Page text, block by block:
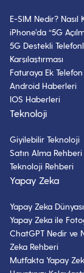
Bilmesi
3 Nisan 2023-
LoL Evreni
15 Nisan 2022-
Pubg
31 Mart 2022- 9
En Çok
Oyunlar
19 Şubat 2024-
E-SIM Nedir? Nasıl
iPhone’da “5G
5G Destekli
Karşılaştırması
Faturaya Ek
Android Haberleri
IOS Haberleri
Teknoloji
Giyilebilir Teknoloji
Satın Alma Rehberi
Teknoloji Rehberi
Yapay Zeka
Yapay Zeka
Yapay Zeka ile
ChatGPT Nedir ve
Zeka Rehberi
Mutfakta Yapay